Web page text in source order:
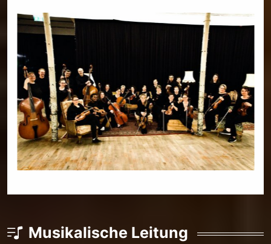
Musikalische Leitung